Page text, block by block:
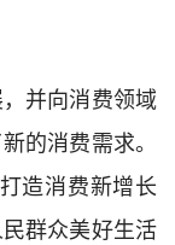
并向消费领域
的消费需求。
造消费新增长
群众美好生活